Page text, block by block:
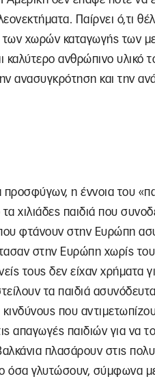
Παίρνει ό,τι
χωρών καταγωγής των
καλύτερο ανθρώπινο υλικό
ανασυγκρότηση και την
προσφύγων, η έννοια του
χιλιάδες παιδιά που
που φτάνουν στην Ευρώπη
στην Ευρώπη χωρίς
τους δεν είχαν χρήματα
τα παιδιά
που
απαγωγές παιδιών για να
πλασάρουν στις
γλυτώσουν, σύμφωνα